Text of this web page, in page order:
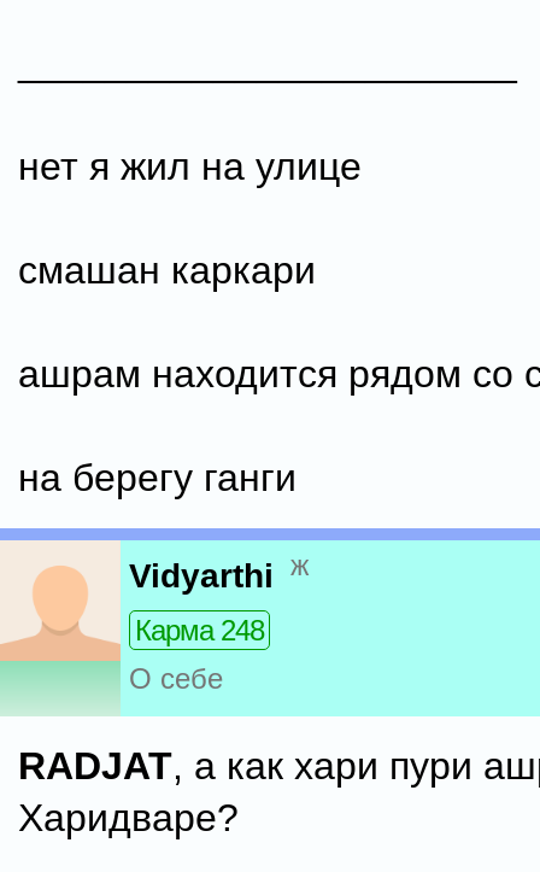
нет я жил на улице
смашан каркари
ашрам находится рядом со
на берегу ганги
Vidyarthi ж
Карма 248
О себе
RADJAT, а как хари пури
Харидваре?